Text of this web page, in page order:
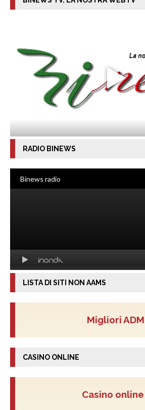
RADIO BINEWS
LISTA DI SITI NON AAMS
Migliori ADM
CASINO ONLINE
Casino online